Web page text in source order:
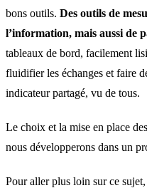
bons outils. Des outils de
l’information, mais aussi de
tableaux de bord, facilement
fluidifier les échanges et faire
indicateur partagé, vu de tous.
Le choix et la mise en place
nous développerons dans un
Pour aller plus loin sur ce